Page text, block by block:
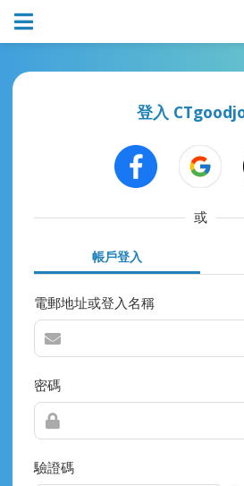
登入
或
帳戶登入
電郵地址或登入名稱
密碼
驗證碼